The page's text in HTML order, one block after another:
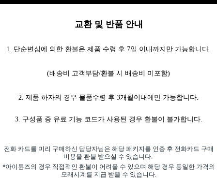
교환 및 반품 안내
1. 단순변심에 의한 환불은 제품 수령 후 7일 이내까지만 가능합니다.
(배송비 고객부담/환불 시 배송비 미포함)
2. 제품 하자의 경우 물품수령 후 3개월이내에만 가능합니다.
3. 구성품 중 유료 기능 코드가 사용된 경우 환불이 불가합니다.
전화 카드를 미리 구매하신 담당자님은 해당 패키지를 인증 후 전화카드 구매
비용을 환불 받으실 수 있습니다.
*아이튠즈의 경우 직접적인 환불이 어려울 수 있으며 해당 경우 동일한 가격의
모래시계를 지급 받을 수 있습니다.